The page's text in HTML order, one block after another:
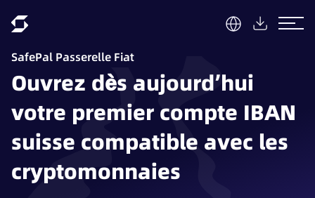
SafePal Passerelle Fiat
Ouvrez dès aujourd’hui
votre premier compte IBAN
suisse compatible avec les
cryptomonnaies